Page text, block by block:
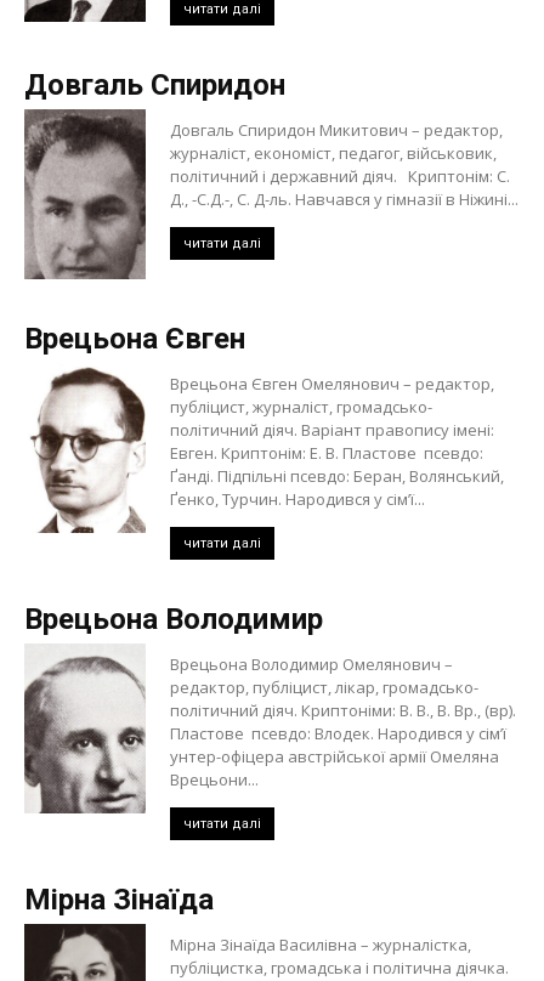
читати далі
Довгаль Спиридон
Довгаль Спиридон Микитович – редактор,
журналіст, економіст, педагог, військовик,
політичний і державний діяч. Криптонім: С.
Д., -С.Д.-, С. Д-ль. Навчався у гімназії в Ніжині...
читати далі
Врецьона Євген
Врецьона Євген Омелянович – редактор,
публіцист, журналіст, громадсько-
політичний діяч. Варіант правопису імені:
Евген. Криптонім: Е. В. Пластове псевдо:
Ґанді. Підпільні псевдо: Беран, Волянський,
Ґенко, Турчин. Народився у сім’ї...
читати далі
Врецьона Володимир
Врецьона Володимир Омелянович –
редактор, публіцист, лікар, громадсько-
політичний діяч. Криптоніми: В. В., В. Вр., (вр).
Пластове псевдо: Влодек. Народився у сім’ї
унтер-офіцера австрійської армії Омеляна
Врецьони...
читати далі
Мірна Зінаїда
Мірна Зінаїда Василівна – журналістка,
публіцистка, громадська і політична діячка.